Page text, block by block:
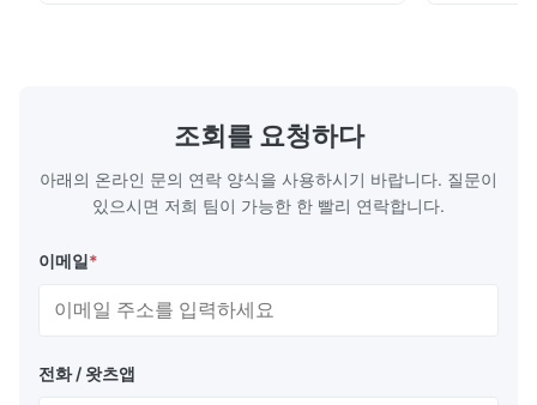
디자인 자유:하드 툴링의 높은 비용이나 진행
조회를 요청하다
아래의 온라인 문의 연락 양식을 사용하시기 바랍니다. 질문이
있으시면 저희 팀이 가능한 한 빨리 연락합니다.
이메일*
전화 / 왓츠앱